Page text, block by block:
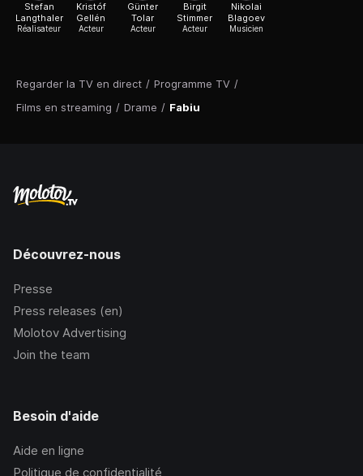
Regarder la TV en direct / Programme TV /
Films en streaming / Drame / Fabiu
Stefan
Langthaler
Réalisateur
Kristóf
Gellén
Acteur
Günter
Tolar
Acteur
Birgit
Stimmer
Acteur
Nikolai
Blagoev
Musicien
Découvrez-nous
Presse
Press releases (en)
Molotov Advertising
Join the team
Besoin d'aide
Aide en ligne
Politique de confidentialité